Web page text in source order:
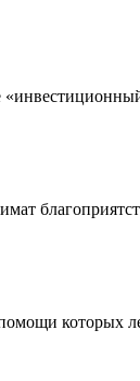
которых